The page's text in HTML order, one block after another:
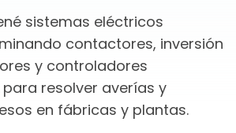
sistemas eléctricos
contactores, inversión
y controladores
resolver averías y
en fábricas y plantas.